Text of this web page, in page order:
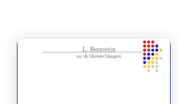
Clarinetto basso